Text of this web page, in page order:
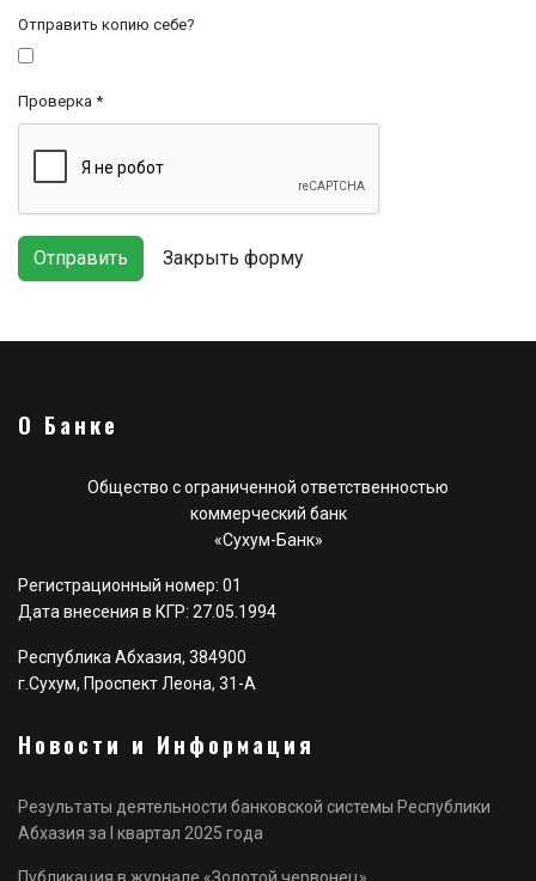
Отправить копию себе?
Проверка *
Отправить Закрыть форму
О Банке
Общество с ограниченной ответственностью
коммерческий банк
«Сухум-Банк»
Регистрационный номер: 01
Дата внесения в КГР: 27.05.1994
Республика Абхазия, 384900
г.Сухум, Проспект Леона, 31-А
Новости и Информация
Результаты деятельности банковской системы Республики
Абхазия за I квартал 2025 года